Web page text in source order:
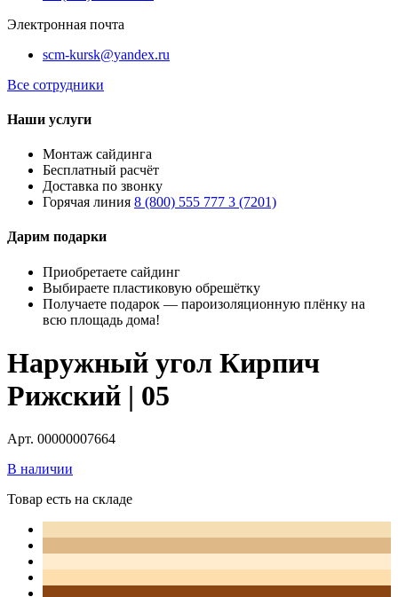
Электронная почта
scm-kursk@yandex.ru
Все сотрудники
Наши услуги
Монтаж сайдинга
Бесплатный расчёт
Доставка по звонку
Горячая линия 8 (800) 555 777 3 (7201)
Дарим подарки
Приобретаете сайдинг
Выбираете пластиковую обрешётку
Получаете подарок — пароизоляционную плёнку на
всю площадь дома!
Наружный угол Кирпич
Рижский | 05
Арт. 00000007664
В наличии
Товар есть на складе